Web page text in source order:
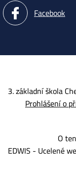
Facebook
3. základní škola
Prohlášení o
O
EDWIS - Ucelené